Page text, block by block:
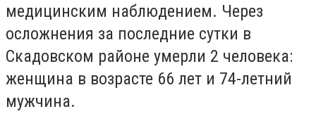
медицинским наблюдением. Через
осложнения за последние сутки в
Скадовском районе умерли 2 человека:
женщина в возрасте 66 лет и 74-летний
мужчина.